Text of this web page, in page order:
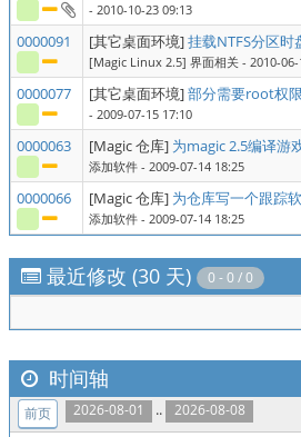
- 2010-10-23 09:13
0000091 [其它桌面环境]挂载NTFS分区
[Magic Linux 2.5] 界面相关 - 2010-
0000077 [其它桌面环境]部分需要root权
- 2009-07-15 17:10
0000063 [Magic 仓库] 为magic 2.5编译游
添加软件 - 2009-07-14 18:25
0000066 [Magic 仓库] 为仓库写一个跟踪
添加软件 - 2009-07-14 18:25
最近修改 (30 天) 0 - 0 / 0
时间轴
2026-08-01 .. 2026-08-08
前页